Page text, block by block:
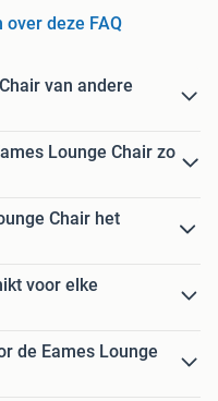
over deze FAQ
van andere
Lounge Chair zo
Chair het
voor elke
de Eames Lounge